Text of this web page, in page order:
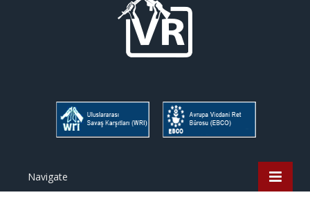
Navigate